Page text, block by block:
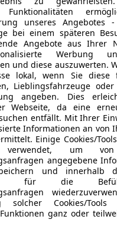
06/2026
& Co KG
Funktionalitäten
unseres
bei einem späteren
Angebote aus Ihrer
Werbung
und diese auszuwerten.
lokal, wenn Sie diese
Lieblingsfahrzeuge
angeben. Dies
Webseite, da eine
entfällt. Mit Ihrer
Informationen an von
Einige Cookies/
verwendet, um
angegebene
und innerhalb
für die
solcher Cookies/
ganz oder